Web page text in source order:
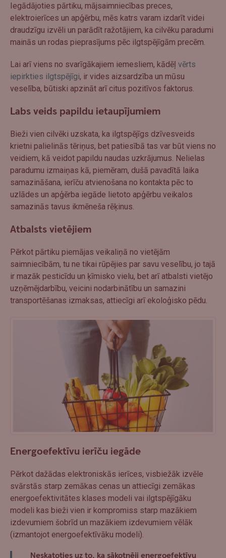
Iegādājoties pārtiku, mājsaimniecības preces,
elektroierīces un apģērbu, mēs katrs varam izdarīt videi
draudzīgu izvēli un parādīt ražotājiem, ka cilvēku paradumi
mainās un rodas pieprasījums pēc ilgtspējīgām precēm.
Lai arī viens no svarīgākajiem iemesliem, kādēļ vērts
iepirkties ilgtspējīgi, ir vides aizsardzība un mūsu
veselība, būtiski apzināt arī citus pozitīvos faktorus.
Labs veids papildu ietaupījumiem
Bieži vien cilvēki uzskata, ka ilgtspējīgs dzīvesveids
krietni palielinās tēriņus, bet patiesībā tas var būt viens no
veidiem, kā veidot papildu naudas uzkrājumus. Nelielas
paradumu izmaiņas kā, piemēram, dušā pavadītā laika
samazināšana, ierīču atvienošana no kontakta pēc to
uzlādes un apģērba iegāde lietoto apģērbu veikalos
samazinās tavus ikmēneša rēķinus.
Atbalsts vietējiem
Pērkot pārtiku piemājas veikaliņā no vietējām
saimniecībām, tu ne tikai rūpējies par savu veselību, jo tajā
ir mazāk pesticīdu un ķīmisko vielu, bet arī atbalsti vietējo
uzņēmējdarbību, veicini nodarbinātību un samazini
transportēšanas izmaksas, attiecīgi arī ekoloģisko pēdu.
Energoefektīvu ierīču iegāde
Pērkot dažādas elektroniskās ierīces, visbiežāk izvēle
svārstās starp zemākas cenas un attiecīgi zemākas
energoefektivitātes klases modeli vai ilgtspējīgāku
modeli kas bieži vien ir kompromiss starp mazākiem
izdevumiem šobrīd un mazākiem izdevumiem vēlāk
(izmantojot energoefektīvāku modeli).
Neskatoties uz to, ka sākotnēji energoefektīvu